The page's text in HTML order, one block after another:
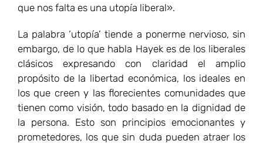
que nos falta es una utopía liberal».
La palabra ‘utopía’ tiende a ponerme nervioso, sin
embargo, de lo que habla Hayek es de los liberales
clásicos expresando con claridad el amplio
propósito de la libertad económica, los ideales en
los que creen y las florecientes comunidades que
tienen como visión, todo basado en la dignidad de
la persona. Esto son principios emocionantes y
prometedores, los que sin duda pueden atraer los